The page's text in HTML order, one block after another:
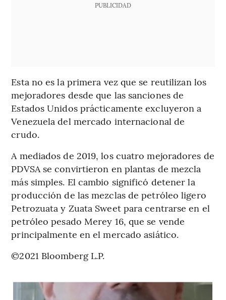
PUBLICIDAD
Esta no es la primera vez que se reutilizan los
mejoradores desde que las sanciones de
Estados Unidos prácticamente excluyeron a
Venezuela del mercado internacional de
crudo.
A mediados de 2019, los cuatro mejoradores de
PDVSA se convirtieron en plantas de mezcla
más simples. El cambio significó detener la
producción de las mezclas de petróleo ligero
Petrozuata y Zuata Sweet para centrarse en el
petróleo pesado Merey 16, que se vende
principalmente en el mercado asiático.
©2021 Bloomberg L.P.